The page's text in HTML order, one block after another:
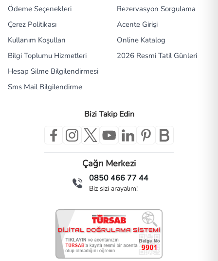
Ödeme Seçenekleri
Çerez Politikası
Kullanım Koşulları
Bilgi Toplumu Hizmetleri
Hesap Silme Bilgilendirmesi
Sms Mail Bilgilendirme
Rezervasyon Sorgulama
Acente Girişi
Online Katalog
2026 Resmi Tatil Günleri
Bizi Takip Edin
Çağrı Merkezi
0850 466 77 44
Biz sizi arayalım!